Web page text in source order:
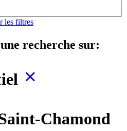
les filtres
recherche sur:
Chamond